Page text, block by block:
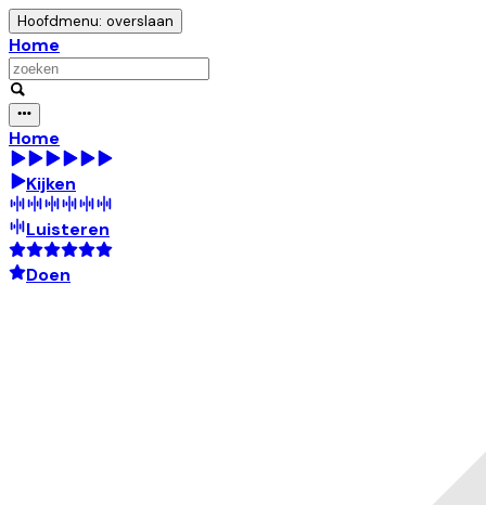
Hoofdmenu: overslaan
Home
Home
Kijken
Luisteren
Doen